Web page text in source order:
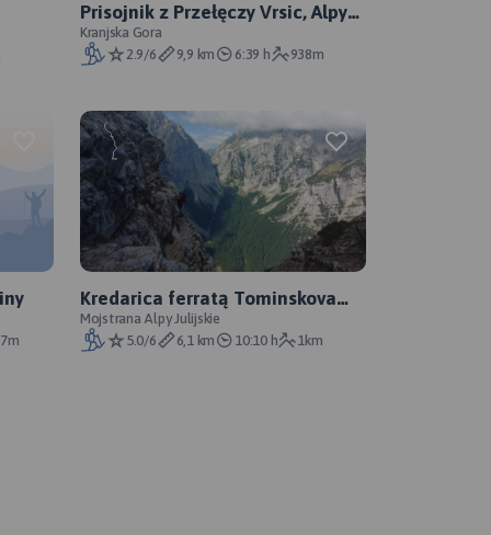
Prisojnik z Przełęczy Vrsic, Alpy
Julijskie
Kranjska Gora
2.9/6
9,9 km 6:39 h 938m
Kredarica ferratą Tominskova
Pot
Mojstrana Alpy Julijskie
5.0/6
6,1 km 10:10 h 1km